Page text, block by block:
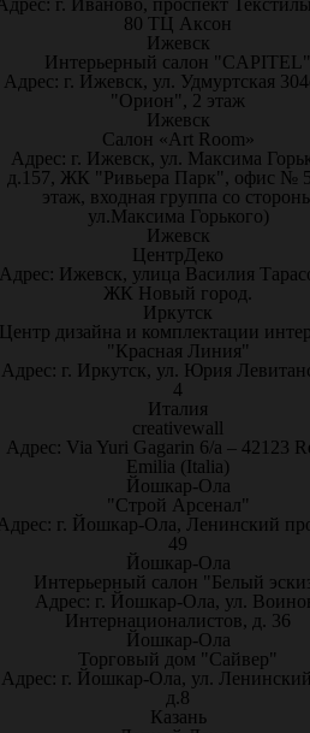
г. Иваново, проспект
80 ТЦ Аксон
Ижевск
Интерьерный салон "CAPITEL"
Адрес: г. Ижевск, ул. Удмуртская
"Орион", 2 этаж
Ижевск
Салон «Art Room»
Адрес: г. Ижевск, ул. Максима
д.157, ЖК "Ривьера Парк", офис №
этаж, входная группа со
ул.Максима Горького)
Ижевск
ЦентрДеко
Ижевск, улица Василия
ЖК Новый город.
Иркутск
дизайна и комплектации
"Красная Линия"
Адрес: г. Иркутск, ул. Юрия
4
Италия
creativewall
Адрес: Via Yuri Gagarin 6/a – 42123
Emilia (Italia)
Йошкар-Ола
"Строй Арсенал"
г. Йошкар-Ола, Ленинский
49
Йошкар-Ола
Интерьерный салон "Белый
Адрес: г. Йошкар-Ола, ул.
Интернационалистов, д. 36
Йошкар-Ола
Торговый дом "Сайвер"
Адрес: г. Йошкар-Ола, ул.
д.8
Казань